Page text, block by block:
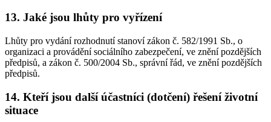
13. Jaké jsou lhůty pro vyřízení
Lhůty pro vydání rozhodnutí stanoví zákon č. 582/1991 Sb., o
organizaci a provádění sociálního zabezpečení, ve znění pozdějších
předpisů, a zákon č. 500/2004 Sb., správní řád, ve znění pozdějších
předpisů.
14. Kteří jsou další účastníci (dotčení) řešení životní
situace